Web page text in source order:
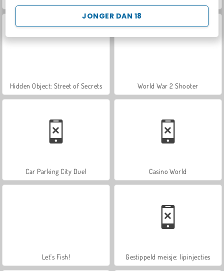
JONGER DAN 18
Hidden Object: Street of Secrets World War 2 Shooter
Car Parking City Duel Casino World
Let's Fish! Gestippeld meisje: lipinjecties